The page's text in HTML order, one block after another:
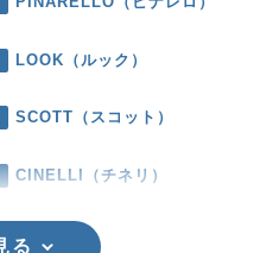
LOOK（ルック）
SCOTT（スコット）
CINELLI（チネリ）
る